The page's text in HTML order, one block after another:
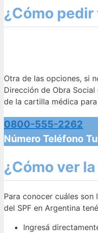
¿Cómo
Otra de las opciones, si
Dirección de Obra
de la cartilla médica
0800-555-2262
Número Teléfono
¿Cómo ver
Para conocer cuáles
del SPF en Argentina
Ingresá